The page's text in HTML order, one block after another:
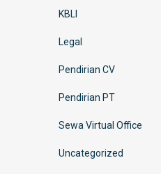
KBLI
Legal
Pendirian CV
Pendirian PT
Sewa Virtual Office
Uncategorized